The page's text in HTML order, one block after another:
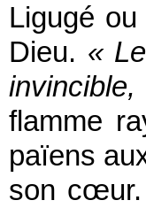
Ligugé
Dieu. «
flamme
païens
son cœur.